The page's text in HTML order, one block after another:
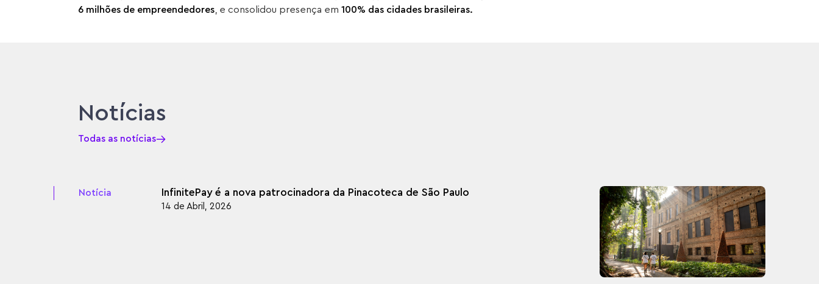
6 milhões de empreendedores, e consolidou presença em100% das cidades brasileiras.
Notícias
Todas as notícias
Notícia InfinitePay é a nova patrocinadora da Pinacoteca de São Paulo
14 de Abril, 2026